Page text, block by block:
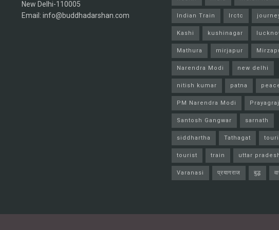
New Delhi-110005
Email: info@buddhadarshan.com
Indian Train Irctc
Kashi kushinagar
Mathura mirjapur
Narendra Modi new delhi
nitish kumar patna
PM Narendra Modi Prayagraj
Santosh Gangwar sarnath
siddhartha Tathagat
tourist train uttar
Varanasi प्रयागराज बुद्ध